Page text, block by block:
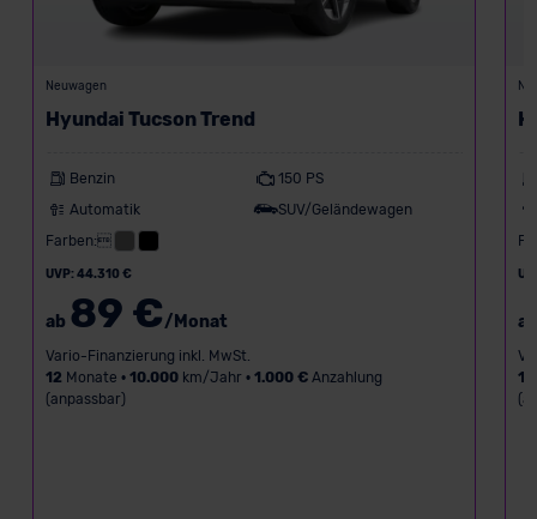
Neuwagen
Hyundai Tucson Trend
Benzin
150 PS
Automatik
SUV/Geländewagen
Farben:
UVP: 44.310 €
ab 89 €/Monat
Vario-Finanzierung inkl. MwSt.
12 Monate • 10.000km/Jahr • 1.000 €Anzahlung
(anpassbar)
18